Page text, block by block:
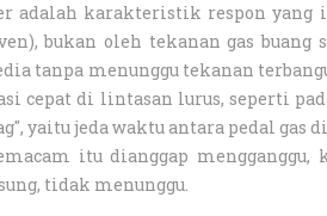
adalah karakteristik respon yang
bukan oleh tekanan gas buang
tanpa menunggu tekanan
cepat di lintasan lurus, seperti
yaitu jeda waktu antara pedal gas
itu dianggap mengganggu,
tidak menunggu.